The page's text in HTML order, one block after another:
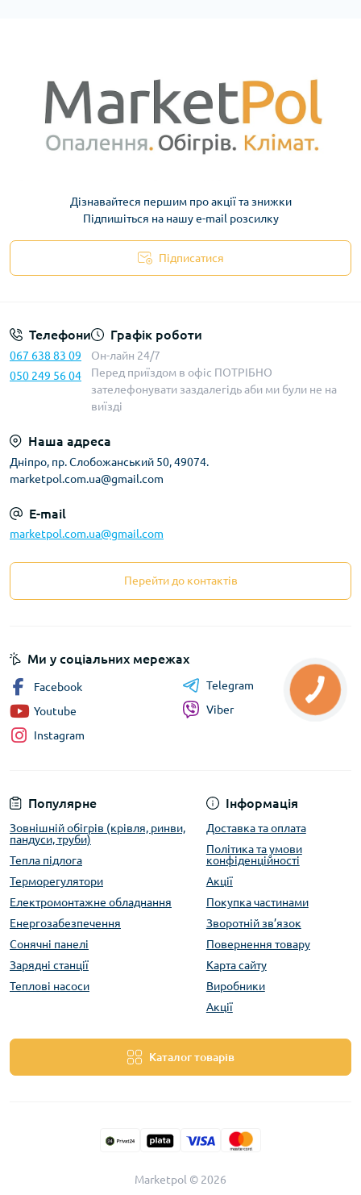
Дізнавайтеся першим про акції та знижки
Підпишіться на нашу e-mail розсилку
Підписатися
Телефони
067 638 83 09
050 249 56 04
Графік роботи
Он-лайн 24/7
Перед приїздом в офіс ПОТРІБНО
зателефонувати заздалегідь аби ми були не на
виїзді
Наша адреса
Дніпро, пр. Слобожанський 50, 49074.
marketpol.com.ua@gmail.com
E-mail
marketpol.com.ua@gmail.com
Перейти до контактів
Популярне
Зовнішній обігрів (крівля, ринви,
пандуси, труби)
Тепла підлога
Терморегулятори
Електромонтажне обладнання
Енергозабезпечення
Сонячні панелі
Зарядні станції
Теплові насоси
Інформація
Доставка та оплата
Політика та умови
конфіденційності
Акції
Покупка частинами
Зворотній зв’язок
Повернення товару
Карта сайту
Виробники
Акції
Каталог товарів
Ми у соціальних мережах
Facebook
Youtube
Instagram
Telegram
Viber
Marketpol © 2026